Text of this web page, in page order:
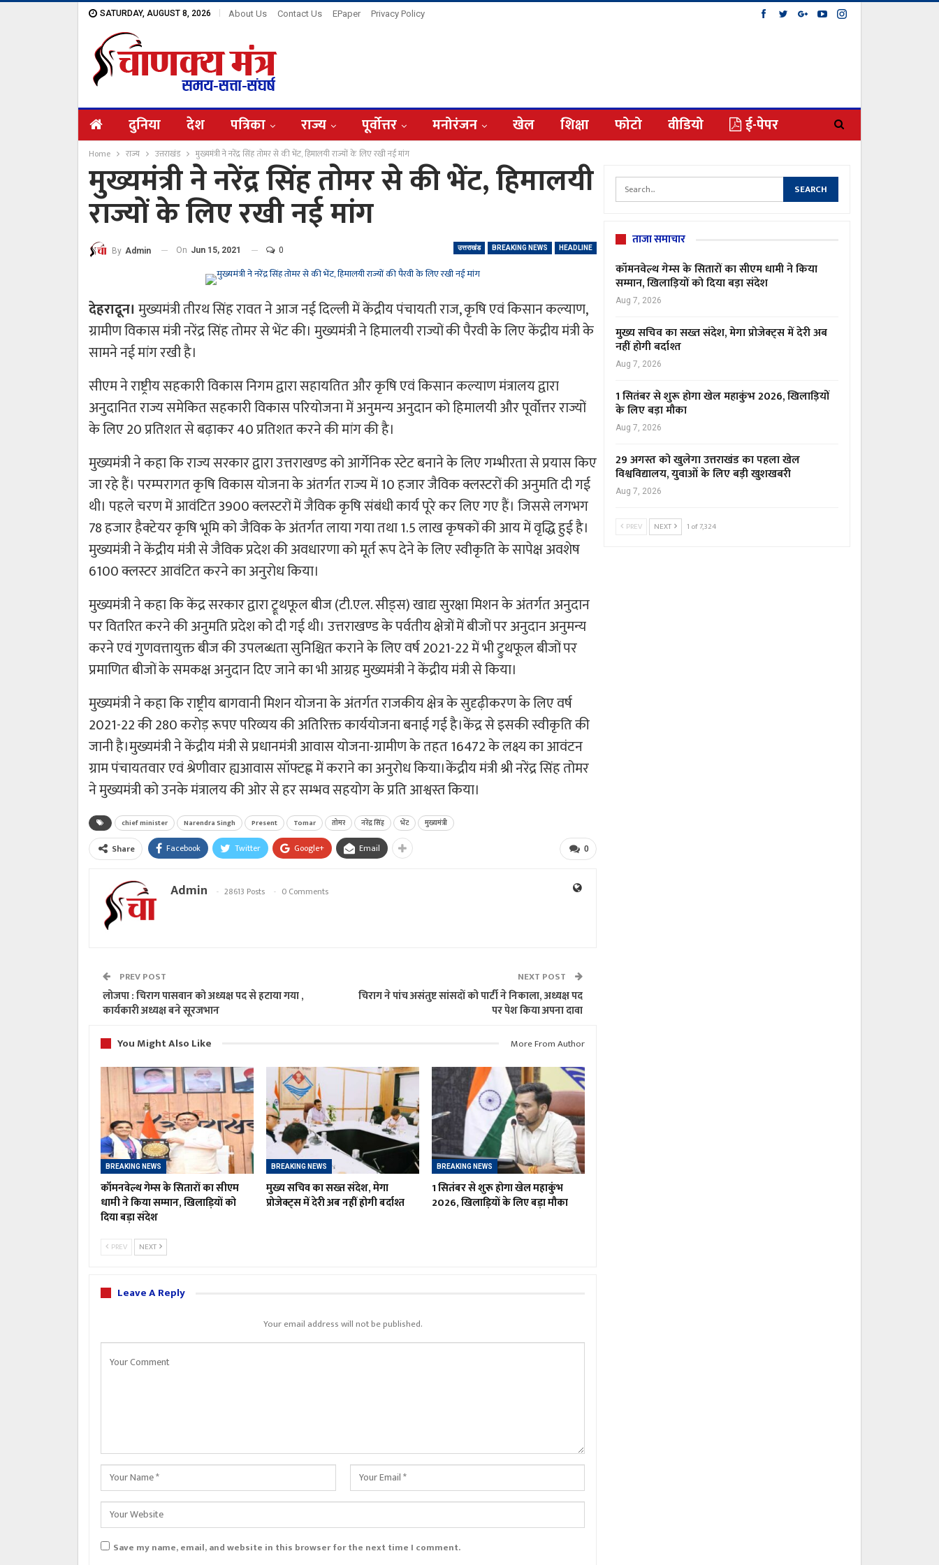
SATURDAY, AUGUST 8, 2026 About Us Contact Us EPaper Privacy Policy
दुनिया देश पत्रिका राज्य पूर्वोत्तर मनोरंजन खेल शिक्षा फोटो वीडियो ई-पेपर
Home राज्य उत्तराखंड मुख्यमंत्री ने नरेंद्र सिंह तोमर से की भेंट, हिमालयी राज्यों के लिए रखी नई मांग
मुख्यमंत्री ने नरेंद्र सिंह तोमर से की भेंट, हिमालयी
राज्यों के लिए रखी नई मांग
उत्तराखंड BREAKING NEWS HEADLINE
By Admin On Jun 15, 2021 0
देहरादून। मुख्यमंत्री तीरथ सिंह रावत ने आज नई दिल्ली में केंद्रीय पंचायती राज, कृषि एवं किसान कल्याण,
ग्रामीण विकास मंत्री नरेंद्र सिंह तोमर से भेंट की। मुख्यमंत्री ने हिमालयी राज्यों की पैरवी के लिए केंद्रीय मंत्री के
सामने नई मांग रखी है।
सीएम ने राष्ट्रीय सहकारी विकास निगम द्वारा सहायतित और कृषि एवं किसान कल्याण मंत्रालय द्वारा
अनुदानित राज्य समेकित सहकारी विकास परियोजना में अनुमन्य अनुदान को हिमालयी और पूर्वोत्तर राज्यों
के लिए 20 प्रतिशत से बढ़ाकर 40 प्रतिशत करने की मांग की है।
मुख्यमंत्री ने कहा कि राज्य सरकार द्वारा उत्तराखण्ड को आर्गेनिक स्टेट बनाने के लिए गम्भीरता से प्रयास किए
जा रहे हैं। परम्परागत कृषि विकास योजना के अंतर्गत राज्य में 10 हजार जैविक क्लस्टरों की अनुमति दी गई
थी। पहले चरण में आवंटित 3900 क्लस्टरों में जैविक कृषि संबंधी कार्य पूरे कर लिए गए हैं। जिससे लगभग
78 हजार हैक्टेयर कृषि भूमि को जैविक के अंतर्गत लाया गया तथा 1.5 लाख कृषकों की आय में वृद्धि हुई है।
मुख्यमंत्री ने केंद्रीय मंत्री से जैविक प्रदेश की अवधारणा को मूर्त रूप देने के लिए स्वीकृति के सापेक्ष अवशेष
6100 क्लस्टर आवंटित करने का अनुरोध किया।
मुख्यमंत्री ने कहा कि केंद्र सरकार द्वारा ट्रूथफूल बीज (टी.एल. सीड्स) खाद्य सुरक्षा मिशन के अंतर्गत अनुदान
पर वितरित करने की अनुमति प्रदेश को दी गई थी। उत्तराखण्ड के पर्वतीय क्षेत्रों में बीजों पर अनुदान अनुमन्य
करने एवं गुणवत्तायुक्त बीज की उपलब्धता सुनिश्चित कराने के लिए वर्ष 2021-22 में भी ट्रुथफूल बीजों पर
प्रमाणित बीजों के समकक्ष अनुदान दिए जाने का भी आग्रह मुख्यमंत्री ने केंद्रीय मंत्री से किया।
मुख्यमंत्री ने कहा कि राष्ट्रीय बागवानी मिशन योजना के अंतर्गत राजकीय क्षेत्र के सुदृढ़ीकरण के लिए वर्ष
2021-22 की 280 करोड़ रूपए परिव्यय की अतिरिक्त कार्ययोजना बनाई गई है।केंद्र से इसकी स्वीकृति की
जानी है।मुख्यमंत्री ने केंद्रीय मंत्री से प्रधानमंत्री आवास योजना-ग्रामीण के तहत 16472 के लक्ष्य का आवंटन
ग्राम पंचायतवार एवं श्रेणीवार ह्यआवास सॉफ्टह्ण में कराने का अनुरोध किया।केंद्रीय मंत्री श्री नरेंद्र सिंह तोमर
ने मुख्यमंत्री को उनके मंत्रालय की ओर से हर सम्भव सहयोग के प्रति आश्वस्त किया।
chief minister Narendra Singh Present Tomar तोमर नरेंद्र सिंह भेंट मुख्यमंत्री
0
Share Facebook Twitter Google+ Email
Admin 28613 Posts 0 Comments
PREV POST
लोजपा : चिराग पासवान को अध्यक्ष पद से हटाया गया ,
कार्यकारी अध्यक्ष बने सूरजभान
NEXT POST
चिराग ने पांच असंतुष्ट सांसदों को पार्टी ने निकाला, अध्यक्ष पद
पर पेश किया अपना दावा
You Might Also Like
More From Author
BREAKING NEWS
कॉमनवेल्थ गेम्स के सितारों का सीएम
धामी ने किया सम्मान, खिलाड़ियों को
दिया बड़ा संदेश
BREAKING NEWS
मुख्य सचिव का सख्त संदेश, मेगा
प्रोजेक्ट्स में देरी अब नहीं होगी बर्दाश्त
BREAKING NEWS
1 सितंबर से शुरू होगा खेल महाकुंभ
2026, खिलाड़ियों के लिए बड़ा मौका
PREV NEXT
Leave A Reply
Your email address will not be published.
Save my name, email, and website in this browser for the next time I comment.
ताजा समाचार
कॉमनवेल्थ गेम्स के सितारों का सीएम धामी ने किया
सम्मान, खिलाड़ियों को दिया बड़ा संदेश
Aug 7, 2026
मुख्य सचिव का सख्त संदेश, मेगा प्रोजेक्ट्स में देरी अब
नहीं होगी बर्दाश्त
Aug 7, 2026
1 सितंबर से शुरू होगा खेल महाकुंभ 2026, खिलाड़ियों
के लिए बड़ा मौका
Aug 7, 2026
29 अगस्त को खुलेगा उत्तराखंड का पहला खेल
विश्वविद्यालय, युवाओं के लिए बड़ी खुशखबरी
Aug 7, 2026
PREV NEXT 1 of 7,324